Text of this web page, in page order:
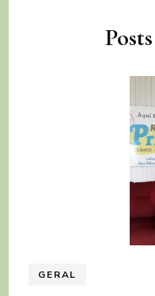
GERAL